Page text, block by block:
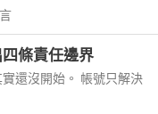
條責任邊界
還沒開始。 帳號只解決